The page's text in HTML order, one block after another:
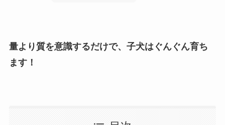
量より質を意識するだけで、子犬はぐんぐん育ち
ます！